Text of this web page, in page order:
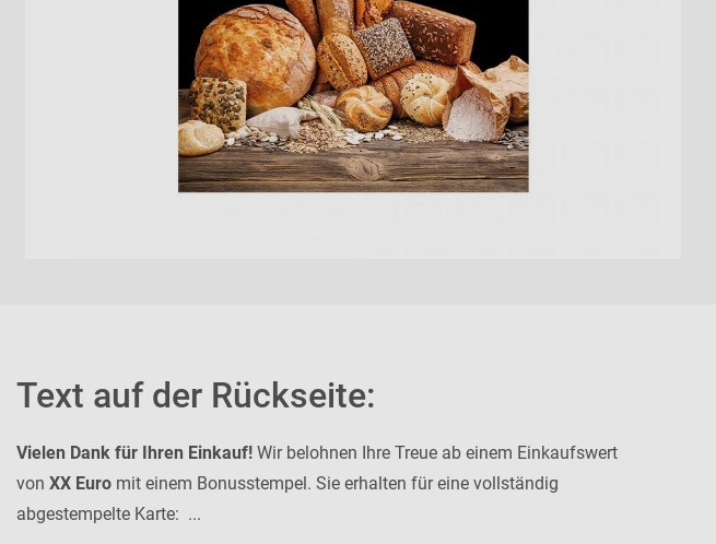
Text auf der Rückseite:
Vielen Dank für Ihren Einkauf! Wir belohnen Ihre Treue ab einem Einkaufswert
von XX Euro mit einem Bonusstempel. Sie erhalten für eine vollständig
abgestempelte Karte: ...